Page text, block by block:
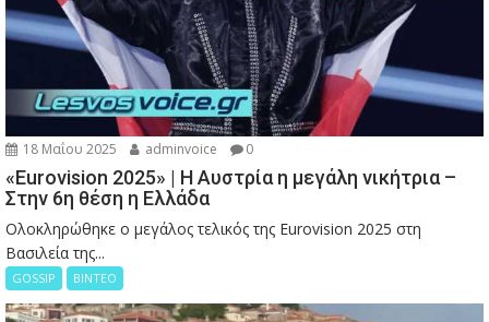
18 Μαΐου 2025 adminvoice 0
«Eurovision 2025» | Η Αυστρία η μεγάλη νικήτρια –
Στην 6η θέση η Ελλάδα
Ολοκληρώθηκε ο μεγάλος τελικός της Eurovision 2025 στη
Βασιλεία της...
GOSSIP ΒΙΝΤΕΟ